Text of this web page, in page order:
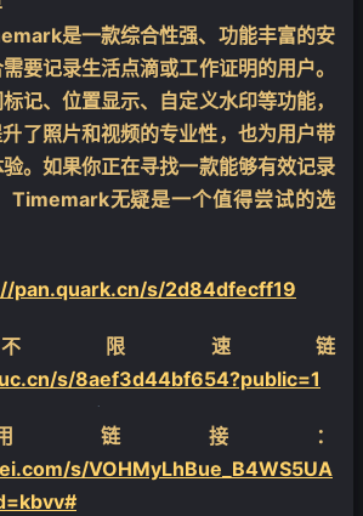
是一款综合性强、功能丰富的安
要记录生活点滴或工作证明的用户。
记、位置显示、自定义水印等功能，
了照片和视频的专业性，也为用户带
。如果你正在寻找一款能够有效记录
Timemark无疑是一个值得尝试的选
pan.quark.cn/s/2d84dfecff19
限速链
s/8aef3d44bf654?public=1
链接：
s/VOHMyLhBue_B4WS5UA